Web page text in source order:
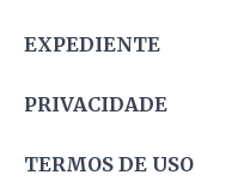
EXPEDIENTE
PRIVACIDADE
TERMOS DE USO